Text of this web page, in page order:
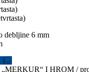
debljine 6 mm